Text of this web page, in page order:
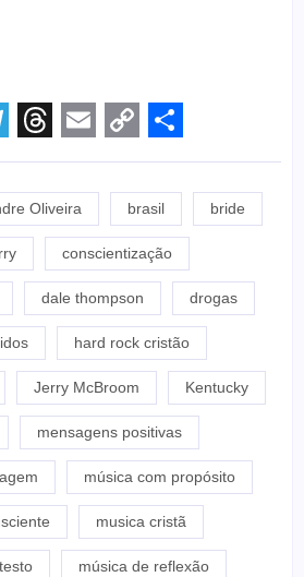
Threads
Email
Copy
Link
Share
Oliveira brasil bride
conscientização
dale thompson drogas
hard rock cristão
Jerry McBroom Kentucky
mensagens positivas
música com propósito
musica cristã
música de reflexão